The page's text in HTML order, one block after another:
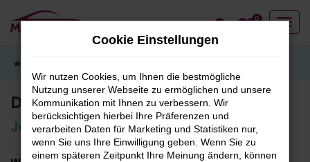
Zum
Hauptinhalt
0
Der Opel 5plus Service
Jetzt bei uns anfragen!
Cookie Einstellungen
Wir nutzen Cookies, um Ihnen die bestmögliche
Nutzung unserer Webseite zu ermöglichen und unsere
Kommunikation mit Ihnen zu verbessern. Wir
berücksichtigen hierbei Ihre Präferenzen und
verarbeiten Daten für Marketing und Statistiken nur,
wenn Sie uns Ihre Einwilligung geben. Wenn Sie zu
einem späteren Zeitpunkt Ihre Meinung ändern, können